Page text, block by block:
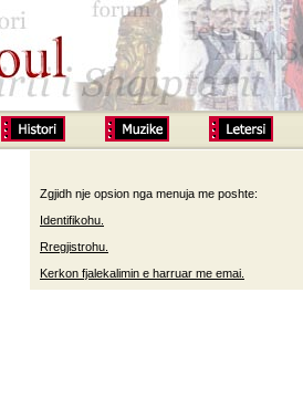
Zgjidh nje opsion nga menuja me poshte:
Identifikohu.
Rregjistrohu.
Kerkon fjalekalimin e harruar me emai.